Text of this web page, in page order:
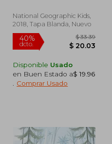
National Geographic Kids,
2018, Tapa Blanda, Nuevo
40%
dcto. $
Disponible Usado
en Buen Estado a$ 19.96
Comprar Usado